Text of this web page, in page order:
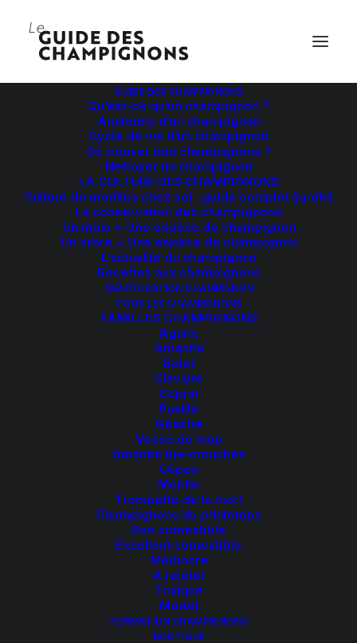
GUIDE DES CHAMPIGNONS
Qu’est-ce qu’un champignon ?
Anatomie d’un champignon
Cycle de vie d’un champignon
Où trouver des champignons ?
Nettoyer un champignon
LA CULTURE DES CHAMPIGNONS
Culture de morilles chez soi : guide complet (jardin)
La conservation des champignons
Un mois = Une espèce de champignon
Un arbre = Une espèce de champignon
L’actualité du champignon
Recettes aux champignons
IDENTIFICATION CHAMPIGNON
TOUS LES CHAMPIGNONS
FAMILLES CHAMPIGNONS
Agaric
Amanite
Bolet
Clavaire
Coprin
Paxille
Géastre
Vesse de loup
Amanite tue-mouches
Cèpes
Morille
Trompette de la mort
Champignons du printemps
Bon comestible
Excellent comestible
Médiocre
A rejeter
Toxique
Mortel
FORMATION CHAMPIGNONS
BOUTIQUE
HYPHOLOME EN
TOUFFE
Hypholoma fasciculare